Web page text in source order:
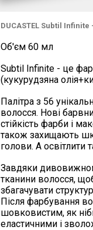
DUCASTEL Subtil Infinite
Об'єм 60 мл
Subtil Infinite - це
(кукурудзяна
Палітра з 56
волосся. Нові
стійкість фарби і
також захищають
голови. А освітлити
Завдяки
тканини волосся,
збагачувати
Після фарбування
шовковистим, як
еластичними і